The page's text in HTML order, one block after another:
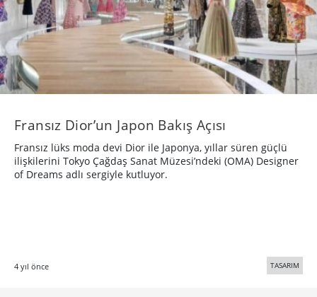
Fransız Dior’un Japon Bakış Açısı
Fransız lüks moda devi Dior ile Japonya, yıllar süren güçlü
ilişkilerini Tokyo Çağdaş Sanat Müzesi’ndeki (OMA) Designer
of Dreams adlı sergiyle kutluyor.
4 yıl önce TASARIM